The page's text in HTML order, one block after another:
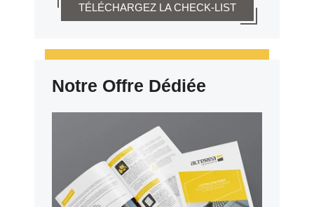
TÉLÉCHARGEZ LA CHECK-LIST
Notre Offre Dédiée